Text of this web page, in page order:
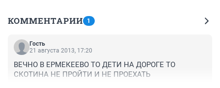
КОММЕНТАРИИ 1
Гость
21 августа 2013, 17:20
ВЕЧНО В ЕРМЕКЕЕВО ТО ДЕТИ НА ДОРОГЕ ТО
СКОТИНА НЕ ПРОЙТИ И НЕ ПРОЕХАТЬ